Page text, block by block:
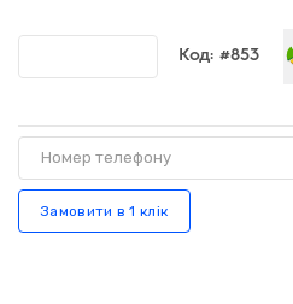
Код: #853
Замовити в 1 клік